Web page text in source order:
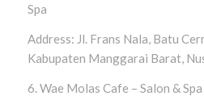
Spa
Address: Jl. Frans Nala, Batu
Kabupaten Manggarai Barat,
6. Wae Molas Cafe – Salon & Spa